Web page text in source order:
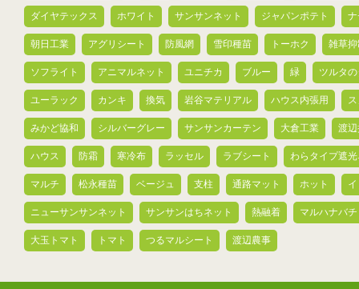
ダイヤテックス ホワイト サンサンネット ジャパンポテト
朝日工業 アグリシート 防風網 雪印種苗 トーホク 雑草
ソフライト アニマルネット ユニチカ ブルー 緑 ツルタ
ユーラック カンキ 換気 岩谷マテリアル ハウス内張用
みかど協和 シルバーグレー サンサンカーテン 大倉工業 渡
ハウス 防霜 寒冷布 ラッセル ラブシート わらタイプ遮
マルチ 松永種苗 ベージュ 支柱 通路マット ホット
ニューサンサンネット サンサンはちネット 熱融着 マルハナバチ
大玉トマト トマト つるマルシート 渡辺農事